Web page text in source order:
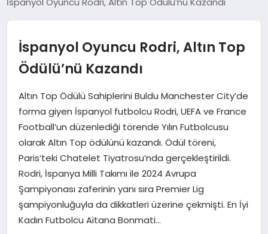
SPOR
MAGAZIN
YAŞAM
EKONOMI
TEKNOLOJI
SAĞLIK
EĞITIM
DÜNYA
İspanyol Oyuncu Rodri, Altın Top
Ödülü’nü Kazandı
Altın Top Ödülü Sahiplerini Buldu Manchester City’de
forma giyen İspanyol futbolcu Rodri, UEFA ve France
Football’un düzenlediği törende Yılın Futbolcusu
olarak Altın Top ödülünü kazandı. Ödül töreni,
Paris’teki Chatelet Tiyatrosu’nda gerçekleştirildi.
Rodri, İspanya Milli Takımı ile 2024 Avrupa
Şampiyonası zaferinin yanı sıra Premier Lig
şampiyonluğuyla da dikkatleri üzerine çekmişti. En İyi
Kadın Futbolcu Aitana Bonmati…